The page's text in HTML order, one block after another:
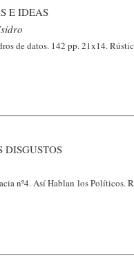
E IDEAS
de datos. 142 pp. 21x14.
DISGUSTOS
nº4. Así Hablan los Políticos.